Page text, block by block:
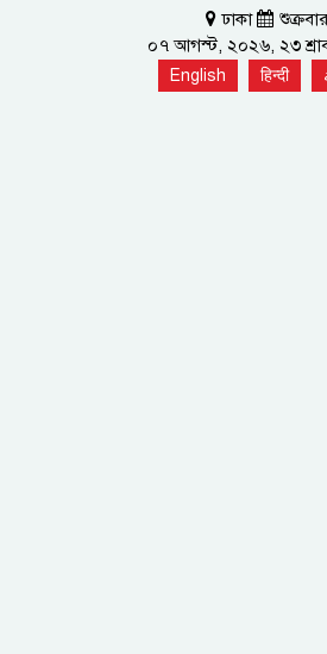
ঢাকা
শুক্রবার
০৭ আগস্ট, ২০২৬, ২৩
English हिन्दी